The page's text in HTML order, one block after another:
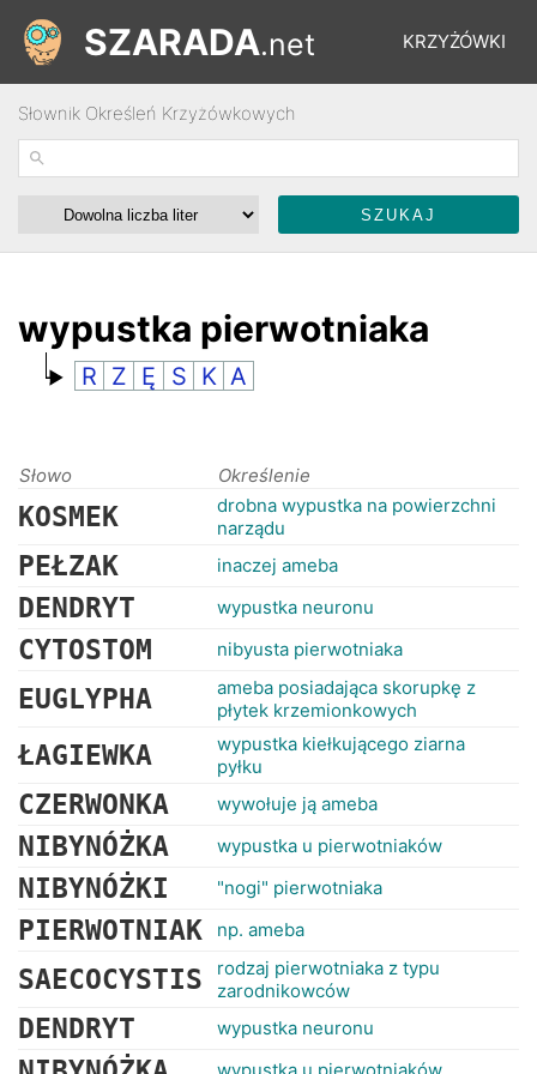
KRZYŻÓWKI
ŁAMIGŁÓWKI
SZARADA.net
Słownik Określeń Krzyżówkowych
wypustka pierwotniaka
R Z Ę S K A
Słowo Określenie
KOSMEK
drobna wypustka na powierzchni
narządu
PEŁZAK inaczej ameba
DENDRYT wypustka neuronu
CYTOSTOM nibyusta pierwotniaka
EUGLYPHA
ameba posiadająca skorupkę z
płytek krzemionkowych
ŁAGIEWKA
wypustka kiełkującego ziarna
pyłku
CZERWONKA wywołuje ją ameba
NIBYNÓŻKA wypustka u pierwotniaków
NIBYNÓŻKI "nogi" pierwotniaka
PIERWOTNIAK np. ameba
SAECOCYSTIS
rodzaj pierwotniaka z typu
zarodnikowców
DENDRYT wypustka neuronu